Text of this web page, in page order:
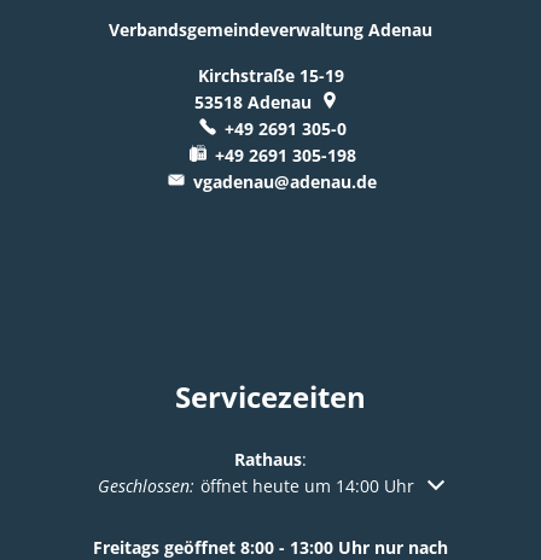
Verbandsgemeindeverwaltung Adenau
Kirchstraße 15-19
53518 Adenau
+49 2691 305-0
+49 2691 305-198
vgadenau@adenau.de
Servicezeiten
Rathaus:
Klicken, um weitere Öffnungs- oder Schließzeiten
Geschlossen: öffnet heute um 14:00 Uhr
Freitags geöffnet 8:00 - 13:00 Uhr nur nach